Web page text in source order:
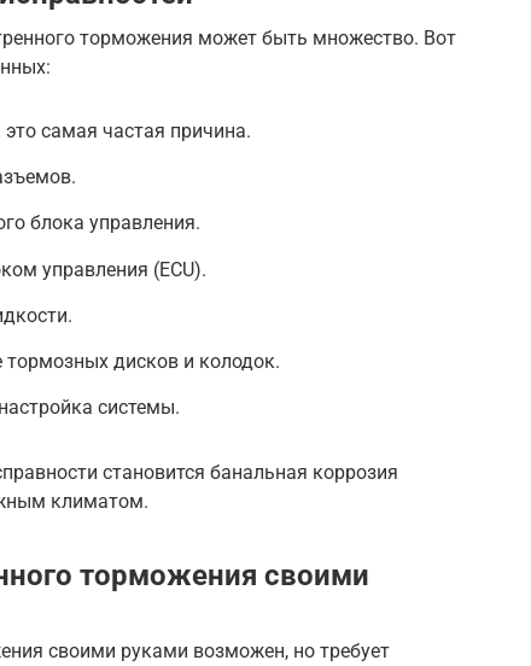
торможения может быть множество. Вот
самая частая причина.
блока управления.
управления (ECU).
дисков и колодок.
системы.
становится банальная коррозия
климатом.
торможения своими
своими руками возможен, но требует